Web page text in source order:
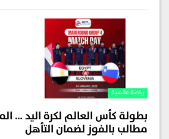
رياضة عالمية
بطولة كأس العالم لكرة اليد …
مطالب بالفوز لضمان التأهل